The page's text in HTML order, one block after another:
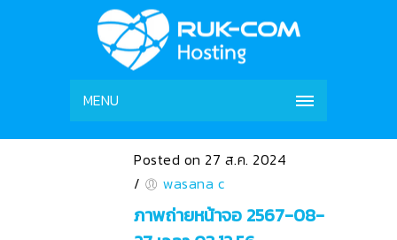
MENU
Posted on 27 ส.ค. 2024
/
wasana c
ภาพถ่ายหน้าจอ 2567-08-